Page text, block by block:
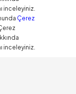
inceleyiniz.
Çerez
inceleyiniz.